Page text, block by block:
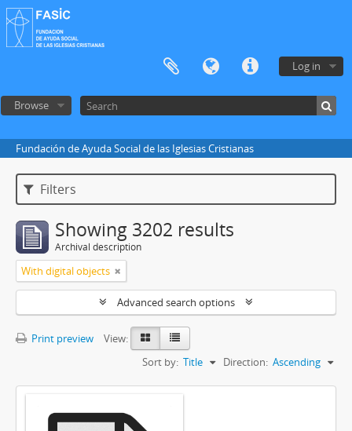
Log in
Browse
Fundación de Ayuda Social de las Iglesias Cristianas
Filters
Showing 3202 results
Archival description
With digital objects
Advanced search options
Print preview
View:
Sort by: Title Direction: Ascending